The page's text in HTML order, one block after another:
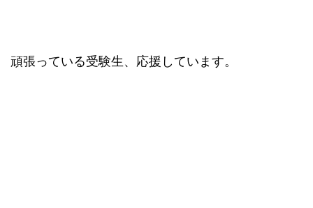
頑張っている受験生、応援しています。